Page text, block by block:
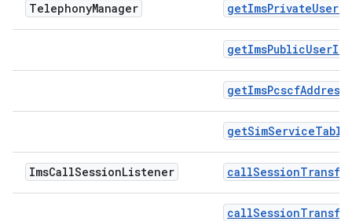
TelephonyManager
getSimServiceTable
ImsCallSessionListener